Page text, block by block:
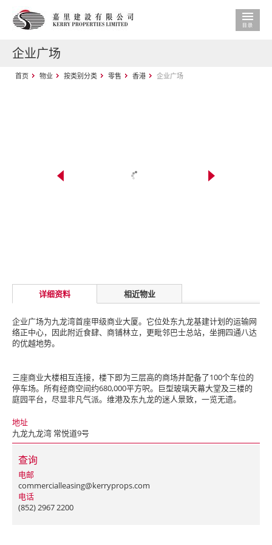
企业广场
首页 物业 按类别分类 零售 香港 企业广场
详细资料 相近物业
企业广场为九龙湾首座甲级商业大厦。它位处东九龙基建计划的运输网
络正中心，因此附近食肆、商铺林立，更毗邻巴士总站，坐拥四通八达
的优越地势。
三座商业大楼相互连接，楼下即为三层高的商场并配备了100个车位的
停车场。所有经商空间约680,000平方呎。巨型玻璃天幕大堂及三楼的
庭园平台，尽显非凡气派。维港及东九龙的迷人景致，一览无遗。
地址
九龙九龙湾 常悦道9号
查询
电邮
commercialleasing@kerryprops.com
电话
(852) 2967 2200